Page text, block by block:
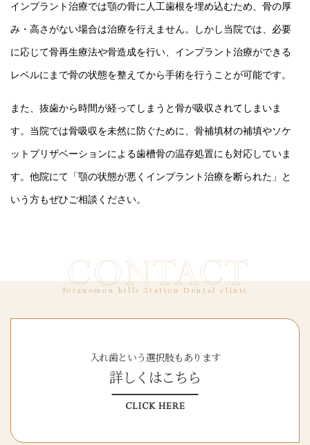
インプラント治療では顎の骨に人工歯根を埋め込むため、骨の厚
み・高さがない場合は治療を行えません。しかし当院では、必要
に応じて骨再生療法や骨造成を行い、インプラント治療ができる
レベルにまで骨の状態を整えてから手術を行うことが可能です。
また、抜歯から時間が経ってしまうと骨が吸収されてしまいま
す。当院では骨吸収を未然に防ぐために、骨補填材の補填やソケ
ットプリザベーションによる歯槽骨の温存処置にも対応していま
す。他院にて「顎の状態が悪くインプラント治療を断られた」と
いう方もぜひご相談ください。
CONTACT
Toranomon hills Station Dental clinic
入れ歯という選択肢もあります
詳しくはこちら
CLICK HERE